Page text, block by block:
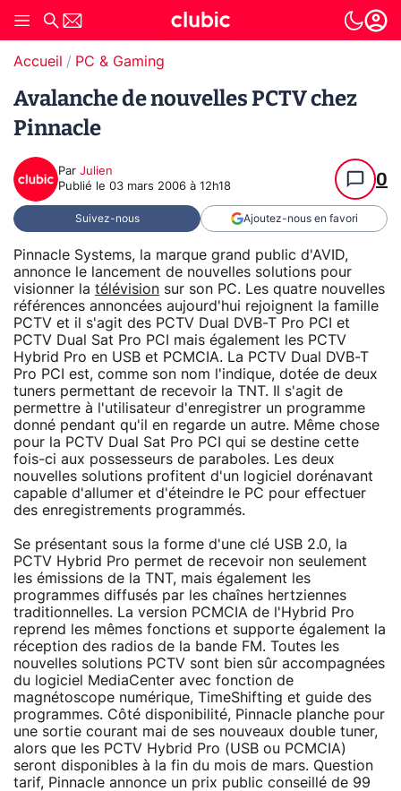
Accueil PC & Gaming
Avalanche de nouvelles PCTV chez
Pinnacle
Par Julien
Publié le 03 mars 2006 à 12h18 0
Suivez-nous Ajoutez-nous en favori
Pinnacle Systems, la marque grand public d'AVID,
annonce le lancement de nouvelles solutions pour
visionner la télévision sur son PC. Les quatre nouvelles
références annoncées aujourd'hui rejoignent la famille
PCTV et il s'agit des PCTV Dual DVB-T Pro PCI et
PCTV Dual Sat Pro PCI mais également les PCTV
Hybrid Pro en USB et PCMCIA. La PCTV Dual DVB-T
Pro PCI est, comme son nom l'indique, dotée de deux
tuners permettant de recevoir la TNT. Il s'agit de
permettre à l'utilisateur d'enregistrer un programme
donné pendant qu'il en regarde un autre. Même chose
pour la PCTV Dual Sat Pro PCI qui se destine cette
fois-ci aux possesseurs de paraboles. Les deux
nouvelles solutions profitent d'un logiciel dorénavant
capable d'allumer et d'éteindre le PC pour effectuer
des enregistrements programmés.
Se présentant sous la forme d'une clé USB 2.0, la
PCTV Hybrid Pro permet de recevoir non seulement
les émissions de la TNT, mais également les
programmes diffusés par les chaînes hertziennes
traditionnelles. La version PCMCIA de l'Hybrid Pro
reprend les mêmes fonctions et supporte également la
réception des radios de la bande FM. Toutes les
nouvelles solutions PCTV sont bien sûr accompagnées
du logiciel MediaCenter avec fonction de
magnétoscope numérique, TimeShifting et guide des
programmes. Côté disponibilité, Pinnacle planche pour
une sortie courant mai de ses nouveaux double tuner,
alors que les PCTV Hybrid Pro (USB ou PCMCIA)
seront disponibles à la fin du mois de mars. Question
tarif, Pinnacle annonce un prix public conseillé de 99